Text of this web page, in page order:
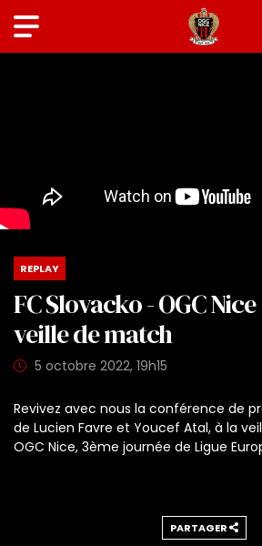
REPLAY
FC Slovacko - OGC
veille de match
5 octobre 2022, 19h15
Revivez avec nous la conférence de
de Lucien Favre et Youcef Atal, à la
OGC Nice, 3ème journée de Ligue
PARTAGER